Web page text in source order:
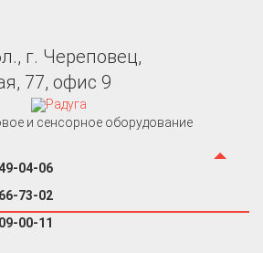
и сенсорное оборудование
г. Череповец,
77, офис 9
04-06
73-02
00-11